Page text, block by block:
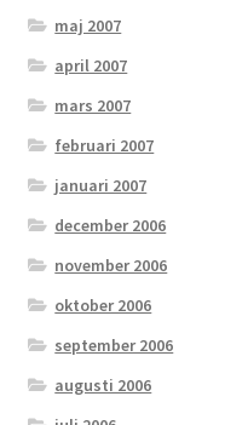
maj 2007
april 2007
mars 2007
februari 2007
januari 2007
december 2006
november 2006
oktober 2006
september 2006
augusti 2006